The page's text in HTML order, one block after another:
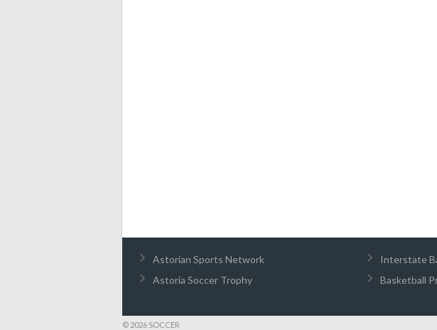
Astorian Sports Network
Astoria Soccer Trophy
Interstate
Basketball
© 2026 SOCCER